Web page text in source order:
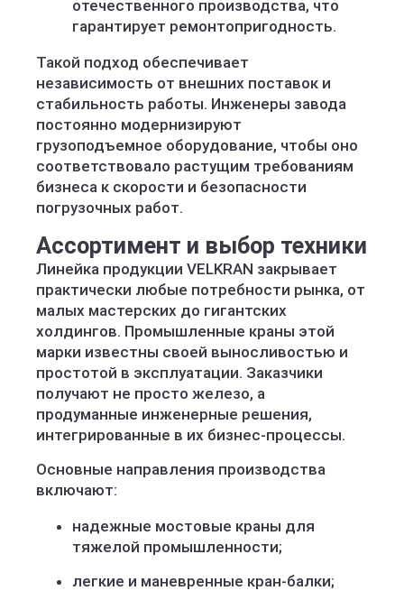
отечественного производства, что
гарантирует ремонтопригодность.
Такой подход обеспечивает
независимость от внешних поставок и
стабильность работы. Инженеры завода
постоянно модернизируют
грузоподъемное оборудование, чтобы оно
соответствовало растущим требованиям
бизнеса к скорости и безопасности
погрузочных работ.
Ассортимент и выбор техники
Линейка продукции VELKRAN закрывает
практически любые потребности рынка, от
малых мастерских до гигантских
холдингов. Промышленные краны этой
марки известны своей выносливостью и
простотой в эксплуатации. Заказчики
получают не просто железо, а
продуманные инженерные решения,
интегрированные в их бизнес-процессы.
Основные направления производства
включают:
надежные мостовые краны для
тяжелой промышленности;
легкие и маневренные кран-балки;